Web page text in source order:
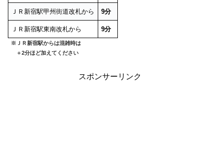
ＪＲ新宿駅甲州街道改札から 9分
ＪＲ新宿駅東南改札から 9分
※ＪＲ新宿駅からは混雑時は
＋2分ほど加えてください
スポンサーリンク